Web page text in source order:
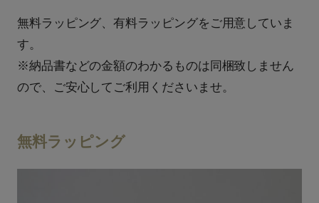
無料ラッピング、有料ラッピングをご用意していま
す。
※納品書などの金額のわかるものは同梱致しません
ので、ご安心してご利用くださいませ。
無料ラッピング